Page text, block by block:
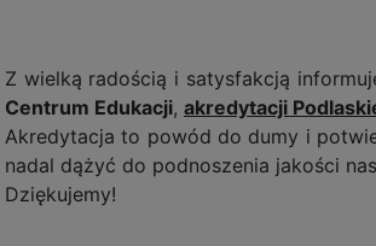
Z wielką radością i satysfakcją
Centrum Edukacji, akredytacji
Akredytacja to powód do dumy i
nadal dążyć do podnoszenia jakości
Dziękujemy!